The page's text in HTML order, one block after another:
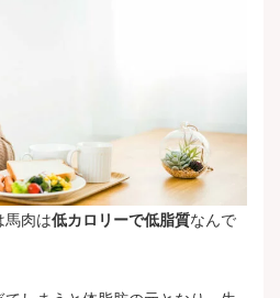
馬肉は低カロリーで低脂質なんで